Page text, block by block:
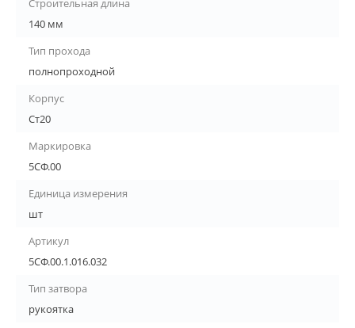
Строительная длина
140 мм
Тип прохода
полнопроходной
Корпус
Ст20
Маркировка
5СФ.00
Единица измерения
шт
Артикул
5СФ.00.1.016.032
Тип затвора
рукоятка